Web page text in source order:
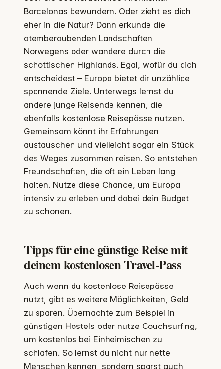
Barcelonas bewundern. Oder zieht es dich
eher in die Natur? Dann erkunde die
atemberaubenden Landschaften
Norwegens oder wandere durch die
schottischen Highlands. Egal, wofür du dich
entscheidest – Europa bietet dir unzählige
spannende Ziele. Unterwegs lernst du
andere junge Reisende kennen, die
ebenfalls kostenlose Reisepässe nutzen.
Gemeinsam könnt ihr Erfahrungen
austauschen und vielleicht sogar ein Stück
des Weges zusammen reisen. So entstehen
Freundschaften, die oft ein Leben lang
halten. Nutze diese Chance, um Europa
intensiv zu erleben und dabei dein Budget
zu schonen.
Tipps für eine günstige Reise mit
deinem kostenlosen Travel-Pass
Auch wenn du kostenlose Reisepässe
nutzt, gibt es weitere Möglichkeiten, Geld
zu sparen. Übernachte zum Beispiel in
günstigen Hostels oder nutze Couchsurfing,
um kostenlos bei Einheimischen zu
schlafen. So lernst du nicht nur nette
Menschen kennen, sondern sparst auch